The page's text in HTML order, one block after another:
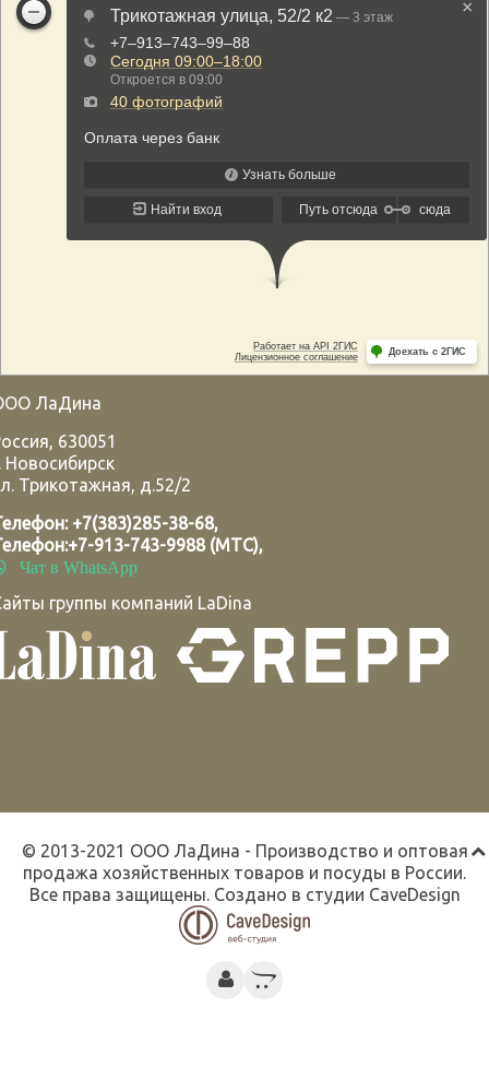
ЛаДина
, 630051
Новосибирск
Трикотажная, д.52/2
+7(383)285-38-68,
+7-913-743-9988 (МТС),
Чат в WhatsApp
группы компаний LaDina
© 2013-2021 ООО ЛаДина - Производство и оптовая
продажа хозяйственных товаров и посуды в России.
Все права защищены. Создано в студии CaveDesign